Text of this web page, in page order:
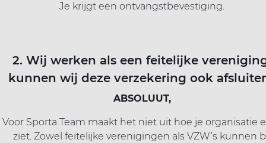
Je krijgt een ontvangstbevestiging.
2. Wij werken als een feitelijke
kunnen wij deze verzekering ook
ABSOLUUT,
Voor Sporta Team maakt het niet uit hoe je organisatie
ziet. Zowel feitelijke verenigingen als VZW’s kunnen